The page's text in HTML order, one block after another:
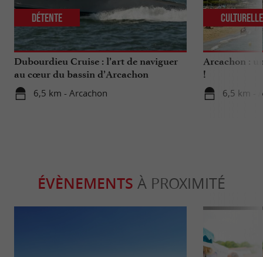
Dubourdieu Cruise : l’art de naviguer
au cœur du bassin d’Arcachon
6,5 km - Arcachon
Détente
Arcachon :
!
6,5 km -
Culturelle
ÉVÈNEMENTS À PROXIMITÉ